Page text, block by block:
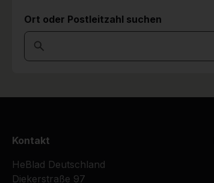
Ort oder Postleitzahl suchen
Kontakt
HeBlad Deutschland
Diekerstraße 97